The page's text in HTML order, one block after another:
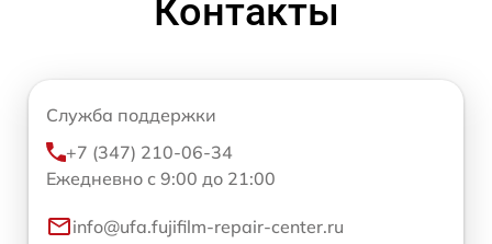
Контакты
Служба поддержки
+7 (347) 210-06-34
Ежедневно с 9:00 до 21:00
info@ufa.fujifilm-repair-center.ru